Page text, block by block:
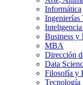
Informática
Ingenierías
Business y
MBA
Dirección
Data
Filosofía y
Tecnología